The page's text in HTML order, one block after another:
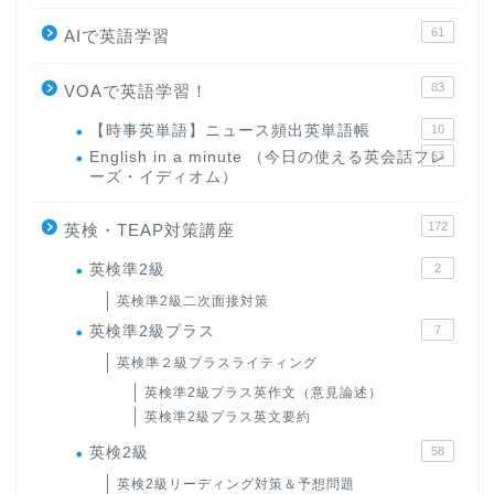
AIで英語学習 61
VOAで英語学習！ 83
【時事英単語】ニュース頻出英単語帳 10
English in a minute （今日の使える英会話フレ
ーズ・イディオム）
63
英検・TEAP対策講座 172
英検準2級 2
英検準2級二次面接対策
英検準2級プラス 7
英検準２級プラスライティング
英検準2級プラス英作文（意見論述）
英検準2級プラス英文要約
英検2級 58
英検2級リーディング対策＆予想問題